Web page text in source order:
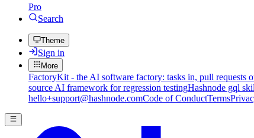
Pro
Search
Theme
Sign in
More
FactoryKit - the AI software factory: tasks in, pull requests
source AI framework for regression testingHashnode gql
hello+support@hashnode.comCode of ConductTerms